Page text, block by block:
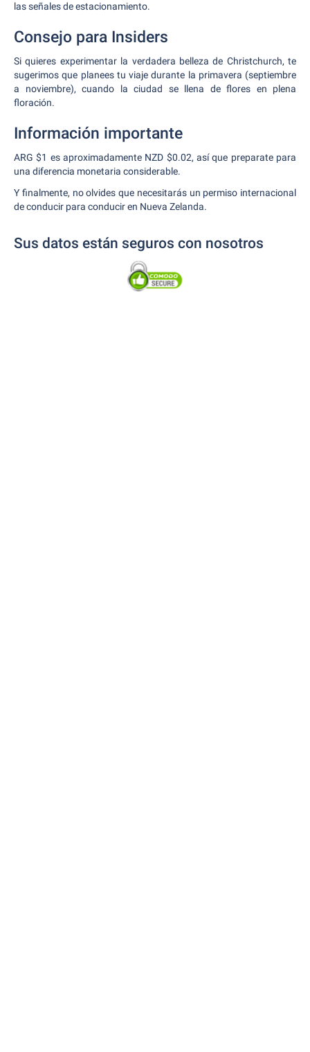
las señales de estacionamiento.
Consejo para Insiders
Si quieres experimentar la verdadera belleza de Christchurch, te
sugerimos que planees tu viaje durante la primavera (septiembre
a noviembre), cuando la ciudad se llena de flores en plena
floración.
Información importante
ARG $1 es aproximadamente NZD $0.02, así que preparate para
una diferencia monetaria considerable.
Y finalmente, no olvides que necesitarás un permiso internacional
de conducir para conducir en Nueva Zelanda.
Sus datos están seguros con nosotros